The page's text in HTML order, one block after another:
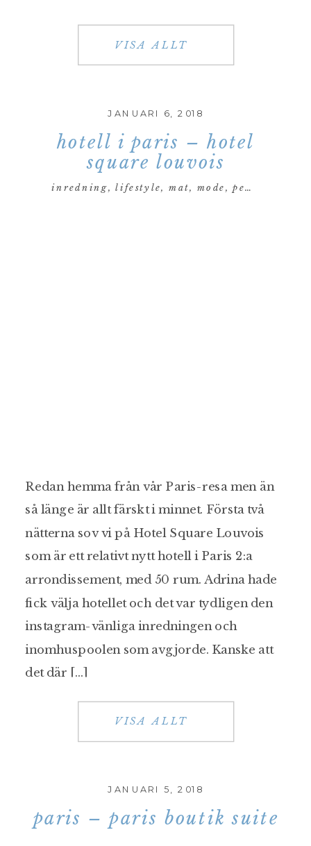
VISA ALLT
hotell i paris – hotel
square louvois
Redan hemma från vår Paris-resa men än
så länge är allt färskt i minnet. Första två
nätterna sov vi på Hotel Square Louvois
som är ett relativt nytt hotell i Paris 2:a
arrondissement, med 50 rum. Adrina hade
fick välja hotellet och det var tydligen den
instagram-vänliga inredningen och
inomhuspoolen som avgjorde. Kanske att
det där […]
JANUARI 6, 2018
inredning,lifestyle,mat, mode,personligt
VISA ALLT
paris – paris boutik suite
JANUARI 5, 2018